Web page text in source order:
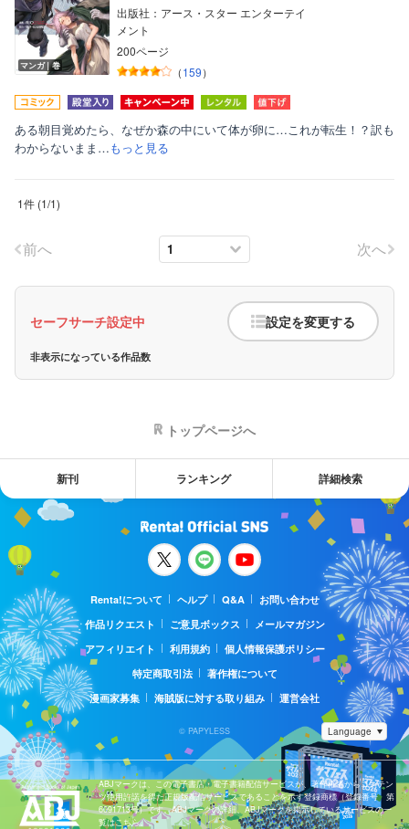
マンガ｜巻
出版社：アース・スター エンターテイ
メント
200ページ
（159）
ある朝目覚めたら、なぜか森の中にいて体が卵に…これが転生！？訳も
わからないまま…もっと見る
1件 (1/1)
前へ 次へ
セーフサーチ設定中 設定を変更する
非表示になっている作品数
トップページへ
新刊 ランキング 詳細検索
Renta!について ヘルプ Q&A
お問い合わせ
作品リクエスト
ご意見ボックス
メールマガジン
アフィリエイト
利用規約
個人情報保護ポリシー
特定商取引法
著作権について
漫画家募集
海賊版に対する取り組み 運営会社
© PAPYLESS
ABJマークは、この電子書店・電子書籍配信サービスが、著作権者からコンテン
ツ使用許諾を得た正規版配信サービスであることを示す登録商標（登録番号 第
6091713号）です。ABJマークの詳細、ABJマークを掲示しているサービスの一
覧はこちら。